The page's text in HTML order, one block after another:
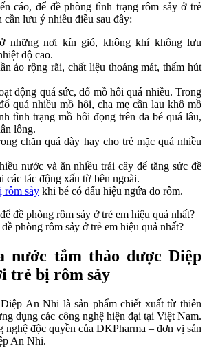
cáo, để đề phòng tình trạng rôm sảy ở trẻ
cần lưu ý nhiều điều sau đây:
những nơi kín gió, không khí không lưu
độ cao.
áo rộng rãi, chất liệu thoáng mát, thấm hút
động quá sức, đổ mồ hôi quá nhiều. Trong
quá nhiều mồ hôi, cha mẹ cần lau khô mồ
tình trạng mồ hôi đọng trên da bé quá lâu,
lông.
chăn quá dày hay cho trẻ mặc quá nhiều
nước và ăn nhiều trái cây để tăng sức đề
các tác động xấu từ bên ngoài.
rôm sảy khi bé có dấu hiệu ngứa do rôm.
phòng rôm sảy ở trẻ em hiệu quả nhất?
nước tắm thảo dược Diệp
trẻ bị rôm sảy
An Nhi là sản phẩm chiết xuất từ thiên
dụng các công nghệ hiện đại tại Việt Nam.
nghệ độc quyền của DKPharma – đơn vị sản
An Nhi.